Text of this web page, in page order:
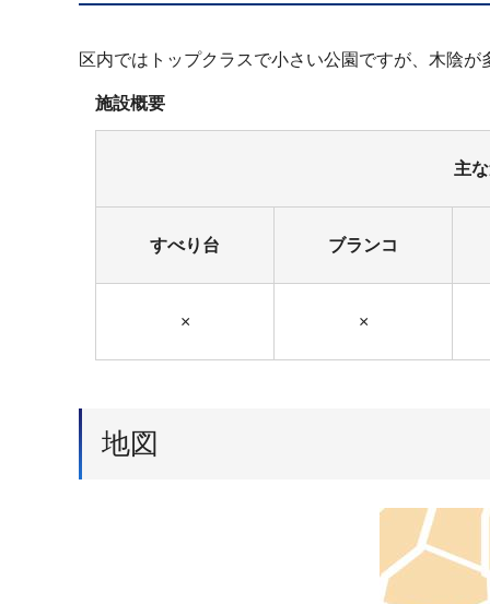
区内ではトップクラスで小さい公園ですが、木陰
施設概要
主
すべり台 ブランコ
× ×
地図